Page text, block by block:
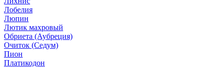
Лобелия
Люпин
Лютик махровый
Обриета (Аубреция)
Очиток (Седум)
Пион
Платикодон